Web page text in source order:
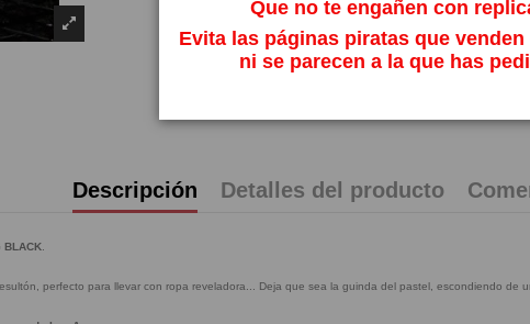
Descripción Detalles del producto
BLACK.
perfecto para llevar con ropa reveladora... Deja que sea la guinda del pastel, escondiendo de
Que no te engañen con
Evita las páginas piratas que
ni se parecen a la que has